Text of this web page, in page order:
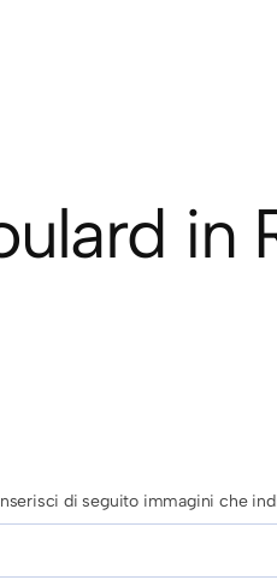
in
di seguito immagini che